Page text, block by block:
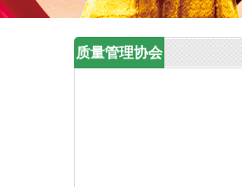
质量管理协会